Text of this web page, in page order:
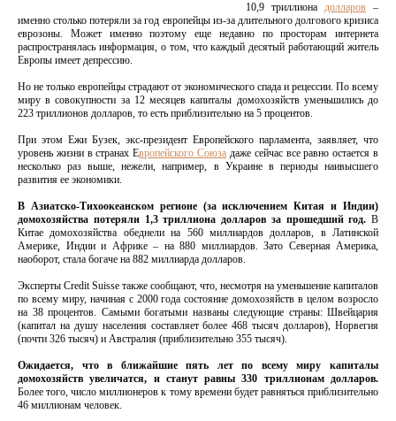
10,9 триллиона долларов –
именно столько потеряли за год европейцы из-за длительного долгового кризиса
еврозоны. Может именно поэтому еще недавно по просторам интернета
распространялась информация, о том, что каждый десятый работающий житель
Европы имеет депрессию.
Но не только европейцы страдают от экономического спада и рецессии. По всему
миру в совокупности за 12 месяцев капиталы домохозяйств уменьшились до
223 триллионов долларов, то есть приблизительно на 5 процентов.
При этом Ежи Бузек, экс-президент Европейского парламента, заявляет, что
уровень жизни в странах Европейского Союза даже сейчас все равно остается в
несколько раз выше, нежели, например, в Украине в периоды наивысшего
развития ее экономики.
В Азиатско-Тихоокеанском регионе (за исключением Китая и Индии)
домохозяйства потеряли 1,3 триллиона долларов за прошедший год. В
Китае домохозяйства обеднели на 560 миллиардов долларов, в Латинской
Америке, Индии и Африке – на 880 миллиардов. Зато Северная Америка,
наоборот, стала богаче на 882 миллиарда долларов.
Эксперты Credit Suisse также сообщают, что, несмотря на уменьшение капиталов
по всему миру, начиная с 2000 года состояние домохозяйств в целом возросло
на 38 процентов. Самыми богатыми названы следующие страны: Швейцария
(капитал на душу населения составляет более 468 тысяч долларов), Норвегия
(почти 326 тысяч) и Австралия (приблизительно 355 тысяч).
Ожидается, что в ближайшие пять лет по всему миру капиталы
домохозяйств увеличатся, и станут равны 330 триллионам долларов.
Более того, число миллионеров к тому времени будет равняться приблизительно
46 миллионам человек.